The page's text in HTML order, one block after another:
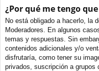
¿Por qué me tengo
No está obligado a hacerlo, la
Moderadores. En algunos
temas y respuestas. Sin
contenidos adicionales y/o
disfrutaría, como tener su
privados, suscripción a grupos